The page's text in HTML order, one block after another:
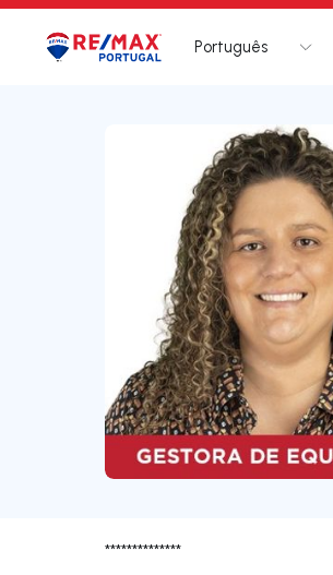
Logo Ir para página inicial
Português
**************